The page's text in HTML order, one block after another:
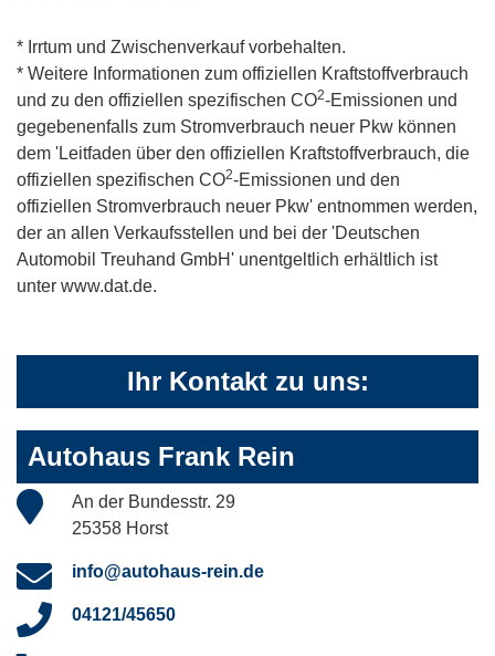
* Irrtum und Zwischenverkauf vorbehalten.
* Weitere Informationen zum offiziellen Kraftstoffverbrauch
und zu den offiziellen spezifischen CO2-Emissionen und
gegebenenfalls zum Stromverbrauch neuer Pkw können
dem 'Leitfaden über den offiziellen Kraftstoffverbrauch, die
offiziellen spezifischen CO2-Emissionen und den
offiziellen Stromverbrauch neuer Pkw' entnommen werden,
der an allen Verkaufsstellen und bei der 'Deutschen
Automobil Treuhand GmbH' unentgeltlich erhältlich ist
unter www.dat.de.
Ihr Kontakt zu uns:
Autohaus Frank Rein
An der Bundesstr. 29
25358 Horst
info@autohaus-rein.de
04121/45650